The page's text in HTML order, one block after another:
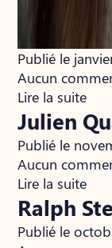
Publié le
Aucun
Lire la suite
Julien
Publié le
Aucun
Lire la suite
Ralph
Publié le